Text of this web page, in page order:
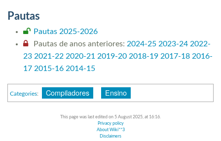
Pautas
Pautas 2025-2026
Pautas de anos anteriores: 2024-25 2023-24 2022-
23 2021-22 2020-21 2019-20 2018-19 2017-18 2016-
17 2015-16 2014-15
Categories: Compiladores Ensino
This page was last edited on 5 August 2025, at 16:16.
Privacy policy
About Wiki**3
Disclaimers